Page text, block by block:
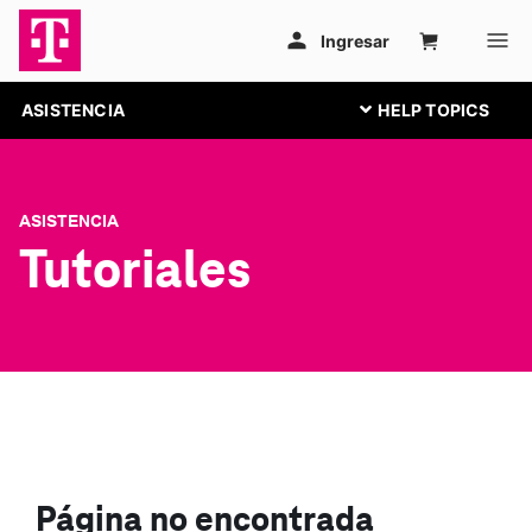
ASISTENCIA
ASISTENCIA
Tutoriales